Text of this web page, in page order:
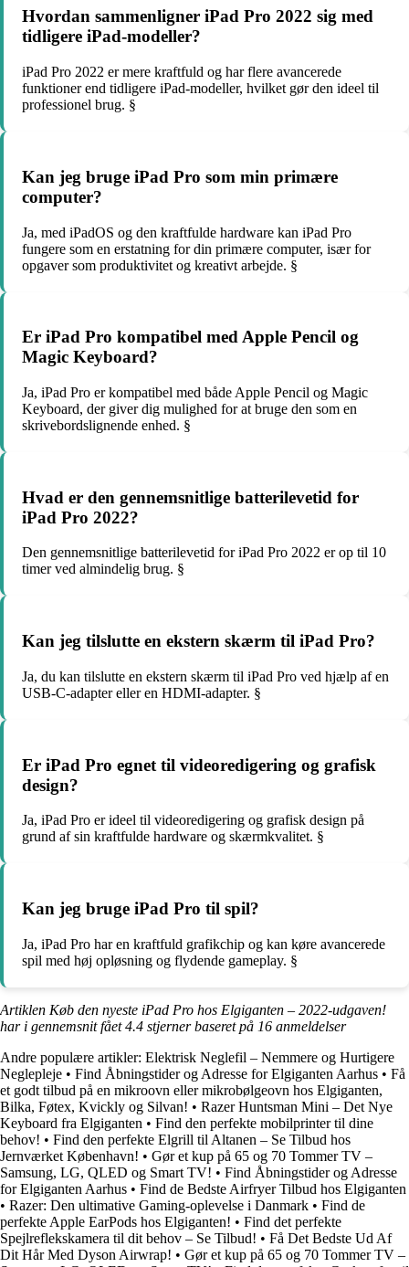
Hvordan sammenligner iPad Pro 2022 sig med
tidligere iPad-modeller?
iPad Pro 2022 er mere kraftfuld og har flere avancerede
funktioner end tidligere iPad-modeller, hvilket gør den ideel til
professionel brug. §
Kan jeg bruge iPad Pro som min primære
computer?
Ja, med iPadOS og den kraftfulde hardware kan iPad Pro
fungere som en erstatning for din primære computer, især for
opgaver som produktivitet og kreativt arbejde. §
Er iPad Pro kompatibel med Apple Pencil og
Magic Keyboard?
Ja, iPad Pro er kompatibel med både Apple Pencil og Magic
Keyboard, der giver dig mulighed for at bruge den som en
skrivebordslignende enhed. §
Hvad er den gennemsnitlige batterilevetid for
iPad Pro 2022?
Den gennemsnitlige batterilevetid for iPad Pro 2022 er op til 10
timer ved almindelig brug. §
Kan jeg tilslutte en ekstern skærm til iPad Pro?
Ja, du kan tilslutte en ekstern skærm til iPad Pro ved hjælp af en
USB-C-adapter eller en HDMI-adapter. §
Er iPad Pro egnet til videoredigering og grafisk
design?
Ja, iPad Pro er ideel til videoredigering og grafisk design på
grund af sin kraftfulde hardware og skærmkvalitet. §
Kan jeg bruge iPad Pro til spil?
Ja, iPad Pro har en kraftfuld grafikchip og kan køre avancerede
spil med høj opløsning og flydende gameplay. §
Artiklen Køb den nyeste iPad Pro hos Elgiganten – 2022-udgaven!
har i gennemsnit fået4.4 stjerner baseret på 16 anmeldelser
Andre populære artikler: Elektrisk Neglefil – Nemmere og Hurtigere
Neglepleje • Find Åbningstider og Adresse for Elgiganten Aarhus • Få
et godt tilbud på en mikroovn eller mikrobølgeovn hos Elgiganten,
Bilka, Føtex, Kvickly og Silvan! • Razer Huntsman Mini – Det Nye
Keyboard fra Elgiganten • Find den perfekte mobilprinter til dine
behov! • Find den perfekte Elgrill til Altanen – Se Tilbud hos
Jernværket København! • Gør et kup på 65 og 70 Tommer TV –
Samsung, LG, QLED og Smart TV! • Find Åbningstider og Adresse
for Elgiganten Aarhus • Find de Bedste Airfryer Tilbud hos Elgiganten
• Razer: Den ultimative Gaming-oplevelse i Danmark • Find de
perfekte Apple EarPods hos Elgiganten! • Find det perfekte
Spejlreflekskamera til dit behov – Se Tilbud! • Få Det Bedste Ud Af
Dit Hår Med Dyson Airwrap! • Gør et kup på 65 og 70 Tommer TV –